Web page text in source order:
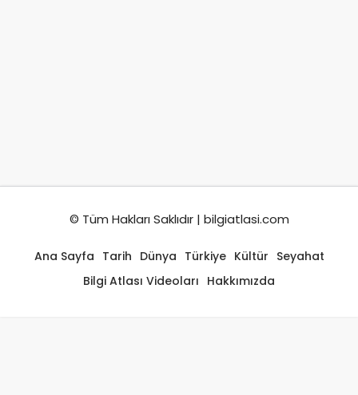
© Tüm Hakları Saklıdır | bilgiatlasi.com
Ana Sayfa Tarih Dünya Türkiye Kültür Seyahat
Bilgi Atlası Videoları Hakkımızda